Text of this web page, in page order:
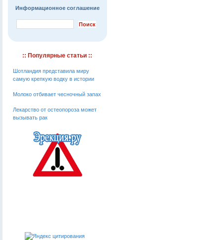
Информационное соглашение
:: Популярные статьи ::
Шотландия представила миру
самую крепкую водку в истории
Молоко отбивает чесночный запах
Лекарство от остеопороза может
вызывать рак